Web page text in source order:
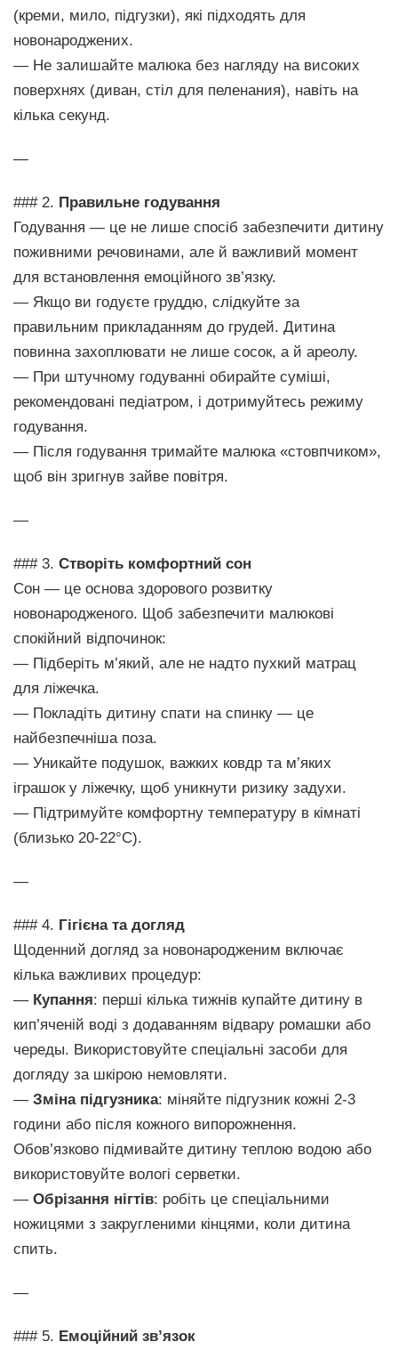
(креми, мило, підгузки), які підходять для
новонароджених.
— Не залишайте малюка без нагляду на високих
поверхнях (диван, стіл для пеленания), навіть на
кілька секунд.
—
### 2. Правильне годування
Годування — це не лише спосіб забезпечити дитину
поживними речовинами, але й важливий момент
для встановлення емоційного зв’язку.
— Якщо ви годуєте груддю, слідкуйте за
правильним прикладанням до грудей. Дитина
повинна захоплювати не лише сосок, а й ареолу.
— При штучному годуванні обирайте суміші,
рекомендовані педіатром, і дотримуйтесь режиму
годування.
— Після годування тримайте малюка «стовпчиком»,
щоб він зригнув зайве повітря.
—
### 3. Створіть комфортний сон
Сон — це основа здорового розвитку
новонародженого. Щоб забезпечити малюкові
спокійний відпочинок:
— Підберіть м’який, але не надто пухкий матрац
для ліжечка.
— Покладіть дитину спати на спинку — це
найбезпечніша поза.
— Уникайте подушок, важких ковдр та м’яких
іграшок у ліжечку, щоб уникнути ризику задухи.
— Підтримуйте комфортну температуру в кімнаті
(близько 20-22°C).
—
### 4. Гігієна та догляд
Щоденний догляд за новонародженим включає
кілька важливих процедур:
— Купання: перші кілька тижнів купайте дитину в
кип’яченій воді з додаванням відвару ромашки або
череды. Використовуйте спеціальні засоби для
догляду за шкірою немовляти.
— Зміна підгузника: міняйте підгузник кожні 2-3
години або після кожного випорожнення.
Обов’язково підмивайте дитину теплою водою або
використовуйте вологі серветки.
— Обрізання нігтів: робіть це спеціальними
ножицями з закругленими кінцями, коли дитина
спить.
—
### 5. Емоційний зв’язок